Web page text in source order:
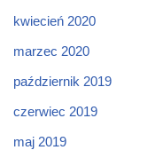
kwiecień 2020
marzec 2020
październik 2019
czerwiec 2019
maj 2019